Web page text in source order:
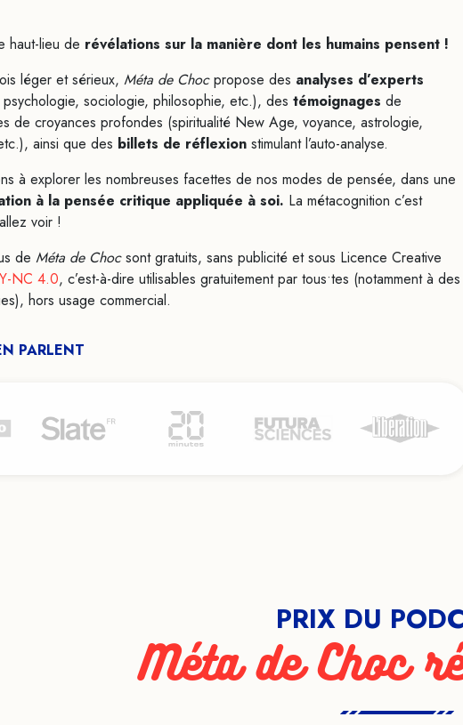
haut-lieu de révélations sur la manière dont les humains pensent !
léger et sérieux, Méta de Chocpropose des analyses d’experts
sociologie, philosophie, etc.), des témoignages de
de croyances profondes (spiritualité New Age, voyance, astrologie,
ainsi que des billets de réflexion stimulant l’auto-analyse.
à explorer les nombreuses facettes de nos modes de pensée, dans une
à la pensée critique appliquée à soi. La métacognition c’est
voir !
de Méta de Chocsont gratuits, sans publicité et sous Licence Creative
NC 4.0, c’est-à-dire utilisables gratuitement par tous•tes (notamment à des
hors usage commercial.
PARLENT
PRIX DU
Méta de Choc